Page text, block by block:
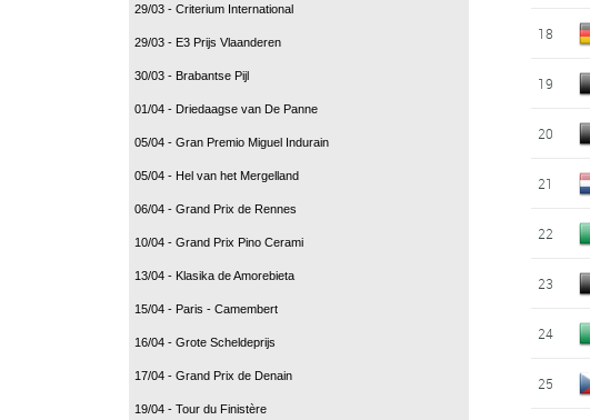
29/03 - Criterium International
29/03 - E3 Prijs Vlaanderen
30/03 - Brabantse Pijl
01/04 - Driedaagse van De Panne
05/04 - Gran Premio Miguel Indurain
05/04 - Hel van het Mergelland
06/04 - Grand Prix de Rennes
10/04 - Grand Prix Pino Cerami
13/04 - Klasika de Amorebieta
15/04 - Paris - Camembert
16/04 - Grote Scheldeprijs
17/04 - Grand Prix de Denain
19/04 - Tour du Finistère
18
19
20
21
22
23
24
25